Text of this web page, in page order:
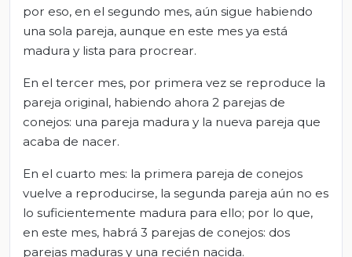
por eso, en el segundo mes, aún sigue habiendo
una sola pareja, aunque en este mes ya está
madura y lista para procrear.
En el tercer mes, por primera vez se reproduce la
pareja original, habiendo ahora 2 parejas de
conejos: una pareja madura y la nueva pareja que
acaba de nacer.
En el cuarto mes: la primera pareja de conejos
vuelve a reproducirse, la segunda pareja aún no es
lo suficientemente madura para ello; por lo que,
en este mes, habrá 3 parejas de conejos: dos
parejas maduras y una recién nacida.